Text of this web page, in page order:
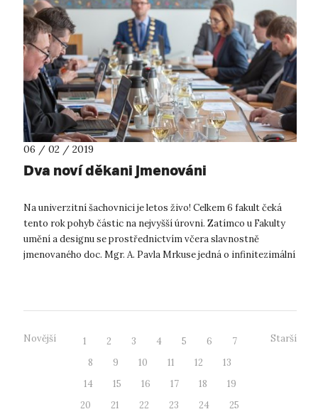
06 / 02 / 2019
Dva noví děkani jmenováni
Na univerzitní šachovnici je letos živo! Celkem 6 fakult čeká
tento rok pohyb částic na nejvyšší úrovni. Zatímco u Fakulty
umění a designu se prostřednictvím včera slavnostně
jmenovaného doc. Mgr. A. Pavla Mrkuse jedná o infinitezimální
Novější 1 2 3 4 5 6
7
8
9 10 11 12
13
14
15 16 17 18
19
20
21 22 23 24
25
Starší